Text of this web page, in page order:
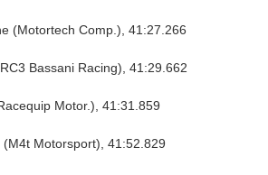
(Motortech Comp.), 41:27.266
Bassani Racing), 41:29.662
Motor.), 41:31.859
Motorsport), 41:52.829